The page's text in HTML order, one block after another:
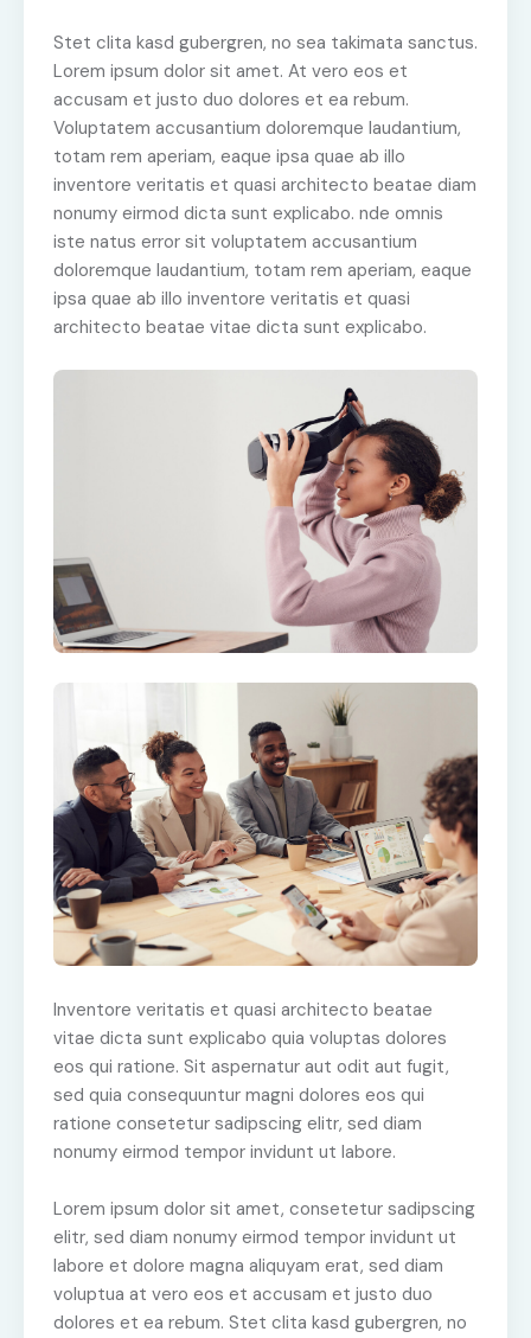
Stet clita kasd gubergren, no sea takimata sanctus.
Lorem ipsum dolor sit amet. At vero eos et
accusam et justo duo dolores et ea rebum.
Voluptatem accusantium doloremque laudantium,
totam rem aperiam, eaque ipsa quae ab illo
inventore veritatis et quasi architecto beatae diam
nonumy eirmod dicta sunt explicabo. nde omnis
iste natus error sit voluptatem accusantium
doloremque laudantium, totam rem aperiam, eaque
ipsa quae ab illo inventore veritatis et quasi
architecto beatae vitae dicta sunt explicabo.
Inventore veritatis et quasi architecto beatae
vitae dicta sunt explicabo quia voluptas dolores
eos qui ratione. Sit aspernatur aut odit aut fugit,
sed quia consequuntur magni dolores eos qui
ratione consetetur sadipscing elitr, sed diam
nonumy eirmod tempor invidunt ut labore.
Lorem ipsum dolor sit amet, consetetur sadipscing
elitr, sed diam nonumy eirmod tempor invidunt ut
labore et dolore magna aliquyam erat, sed diam
voluptua at vero eos et accusam et justo duo
dolores et ea rebum. Stet clita kasd gubergren, no